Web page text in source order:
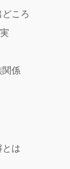
ころ
関係
は